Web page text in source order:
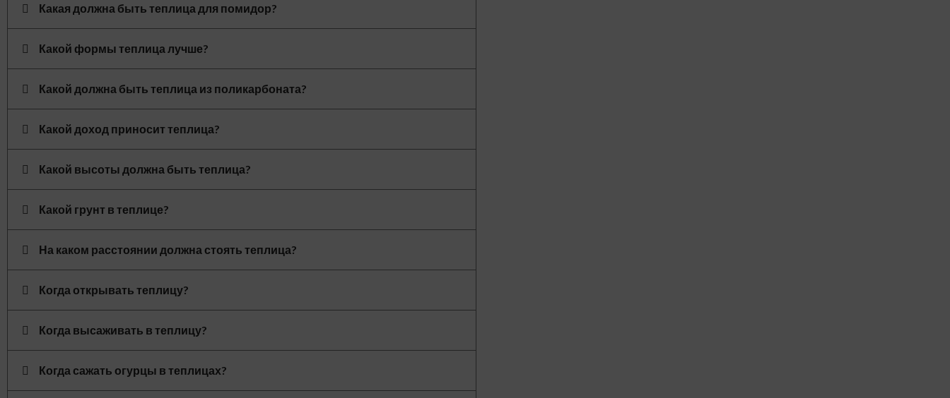
Какая должна быть теплица для помидор?
Какой формы теплица лучше?
Какой должна быть теплица из поликарбоната?
Какой доход приносит теплица?
Какой высоты должна быть теплица?
Какой грунт в теплице?
На каком расстоянии должна стоять теплица?
Когда открывать теплицу?
Когда высаживать в теплицу?
Когда сажать огурцы в теплицах?